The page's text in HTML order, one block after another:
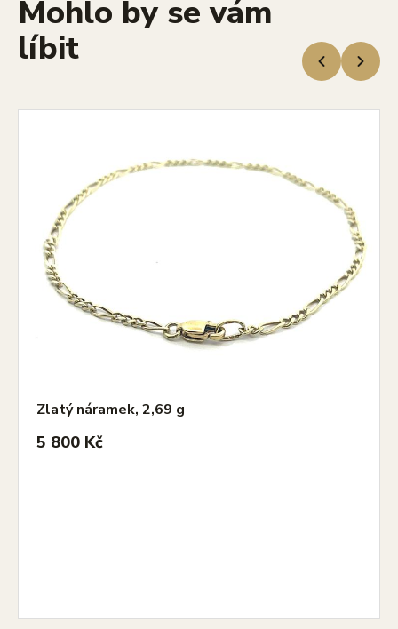
Mohlo by se vám
líbit
Zlatý náramek, 2,69 g
5 800 Kč